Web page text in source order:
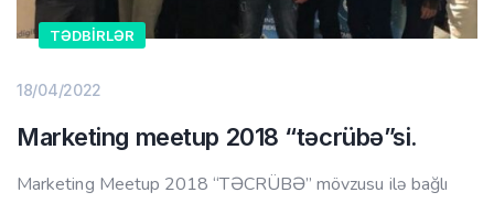
TƏDBIRLƏR
18/04/2022
Marketing meetup 2018 “təcrübə”si.
Marketing Meetup 2018 “TƏCRÜBƏ” mövzusu ilə bağlı